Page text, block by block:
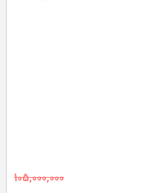
105,000,000